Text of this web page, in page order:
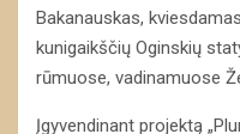
Bakanauskas,
kunigaikščių Oginskių
rūmuose, vadinamuose
Įgyvendinant projektą